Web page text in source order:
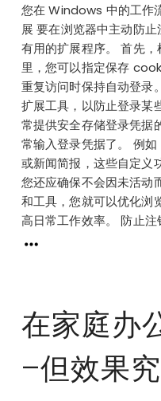
您在 Windows 中的工作
展 要在浏览器中主动防
有用的扩展程序。 首先
里，您可以指定保存
重复访问时保持自动登录
扩展工具，以防止登录某
常提供安全存储登录凭据
常输入登录凭据了。 例
或新闻简报，这些自定义
您还应确保不会因未活动
和工具，您就可以优化浏
高日常工作效率。 防止
在家庭办
–但效果